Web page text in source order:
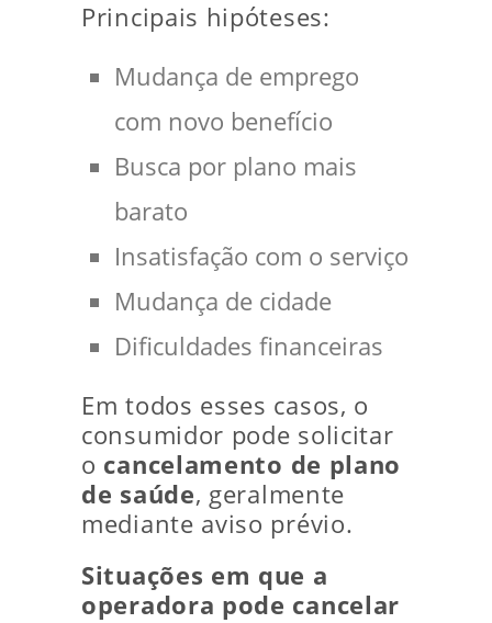
Principais hipóteses:
Mudança de emprego
com novo benefício
Busca por plano mais
barato
Insatisfação com o serviço
Mudança de cidade
Dificuldades financeiras
Em todos esses casos, o
consumidor pode solicitar
o cancelamento de plano
de saúde, geralmente
mediante aviso prévio.
Situações em que a
operadora pode cancelar